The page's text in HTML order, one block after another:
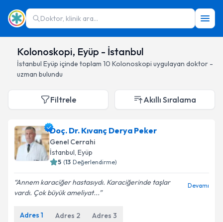
Doktor, klinik ara...
Kolonoskopi, Eyüp - İstanbul
İstanbul Eyüp içinde toplam 10 Kolonoskopi uygulayan doktor -
uzman bulundu
Filtrele Akıllı Sıralama
Doç. Dr. Kıvanç Derya Peker
Genel Cerrahi
İstanbul, Eyüp
5 (13 Değerlendirme)
Annem karaciğer hastasıydı. Karaciğerinde taşlar
vardı. Çok büyük ameliyat...
Devamı
Adres 1 Adres 2 Adres 3